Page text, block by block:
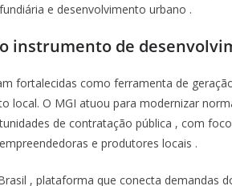
fundiária e desenvolvimento urbano .
instrumento de
fortalecidas como ferramenta de
local. O MGI atuou para modernizar
de contratação pública , com foco
empreendedoras e produtores locais .
, plataforma que conecta demandas